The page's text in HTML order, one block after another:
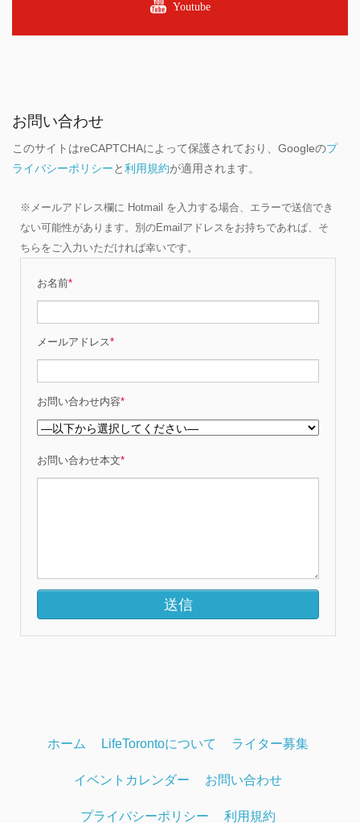
Youtube
お問い合わせ
このサイトはreCAPTCHAによって保護されており、Googleのプ
ライバシーポリシーと利用規約が適用されます。
※メールアドレス欄に Hotmail を入力する場合、エラーで送信でき
ない可能性があります。別のEmailアドレスをお持ちであれば、そ
ちらをご入力いただければ幸いです。
お名前*
メールアドレス*
お問い合わせ内容*
お問い合わせ本文*
ホーム LifeTorontoについて ライター募集
イベントカレンダー お問い合わせ
プライバシーポリシー 利用規約